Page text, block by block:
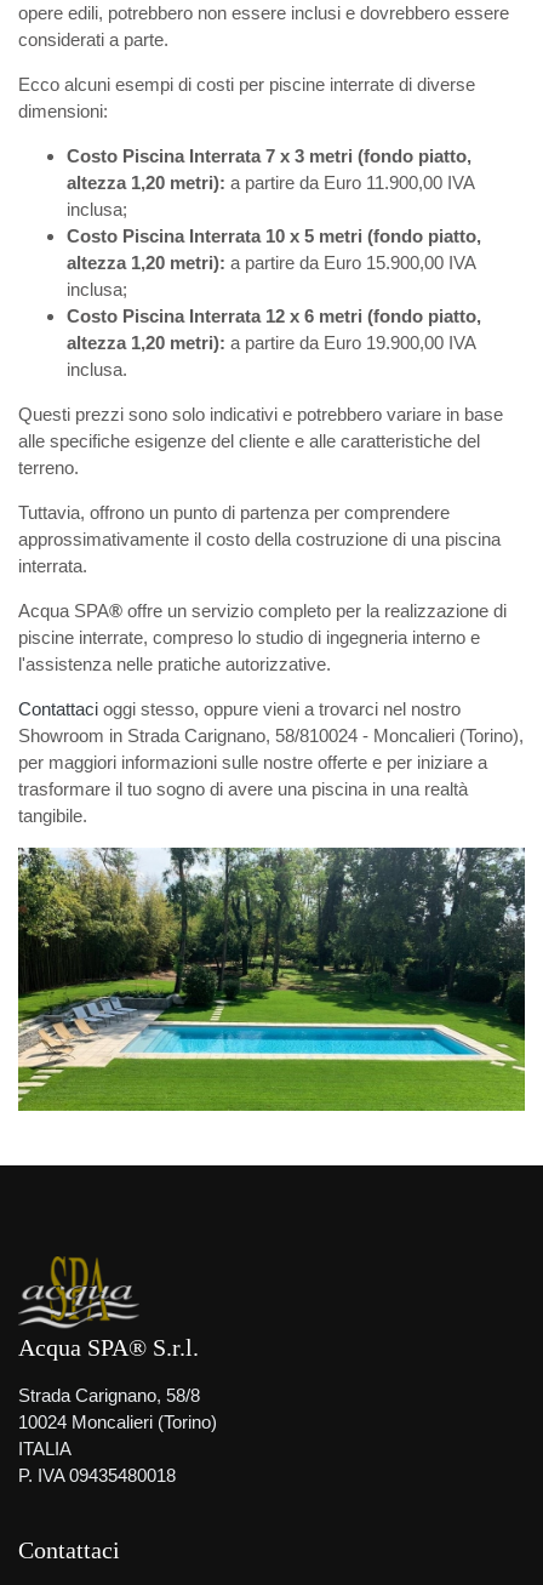
opere edili, potrebbero non essere inclusi e dovrebbero essere
considerati a parte.
Ecco alcuni esempi di costi per piscine interrate di diverse
dimensioni:
Costo Piscina Interrata 7 x 3 metri (fondo piatto,
altezza 1,20 metri): a partire da Euro 11.900,00 IVA
inclusa;
Costo Piscina Interrata 10 x 5 metri (fondo piatto,
altezza 1,20 metri): a partire da Euro 15.900,00 IVA
inclusa;
Costo Piscina Interrata 12 x 6 metri (fondo piatto,
altezza 1,20 metri): a partire da Euro 19.900,00 IVA
inclusa.
Questi prezzi sono solo indicativi e potrebbero variare in base
alle specifiche esigenze del cliente e alle caratteristiche del
terreno.
Tuttavia, offrono un punto di partenza per comprendere
approssimativamente il costo della costruzione di una piscina
interrata.
Acqua SPA® offre un servizio completo per la realizzazione di
piscine interrate, compreso lo studio di ingegneria interno e
l'assistenza nelle pratiche autorizzative.
Contattaci oggi stesso, oppure vieni a trovarci nel nostro
Showroom in Strada Carignano, 58/810024 - Moncalieri (Torino),
per maggiori informazioni sulle nostre offerte e per iniziare a
trasformare il tuo sogno di avere una piscina in una realtà
tangibile.
Acqua SPA® S.r.l.
Strada Carignano, 58/8
10024 Moncalieri (Torino)
ITALIA
P. IVA 09435480018
Contattaci